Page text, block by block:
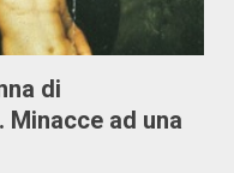
di
ad una